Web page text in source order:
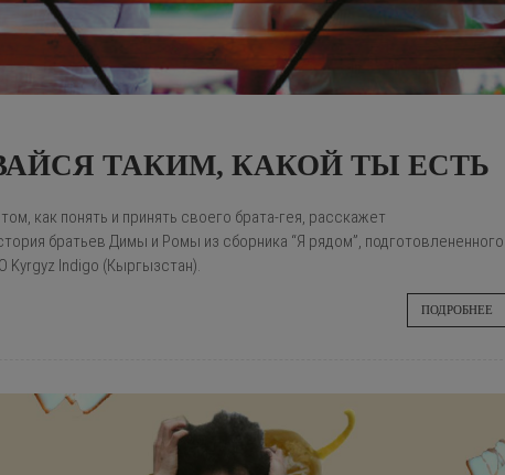
ТАКИМ, КАКОЙ ТЫ ЕСТЬ
как понять и принять своего брата-гея, расскажет
братьев Димы и Ромы из сборника “Я рядом”, подготовлененного
Kyrgyz Indigo (Кыргызстан).
ПОДРОБНЕЕ